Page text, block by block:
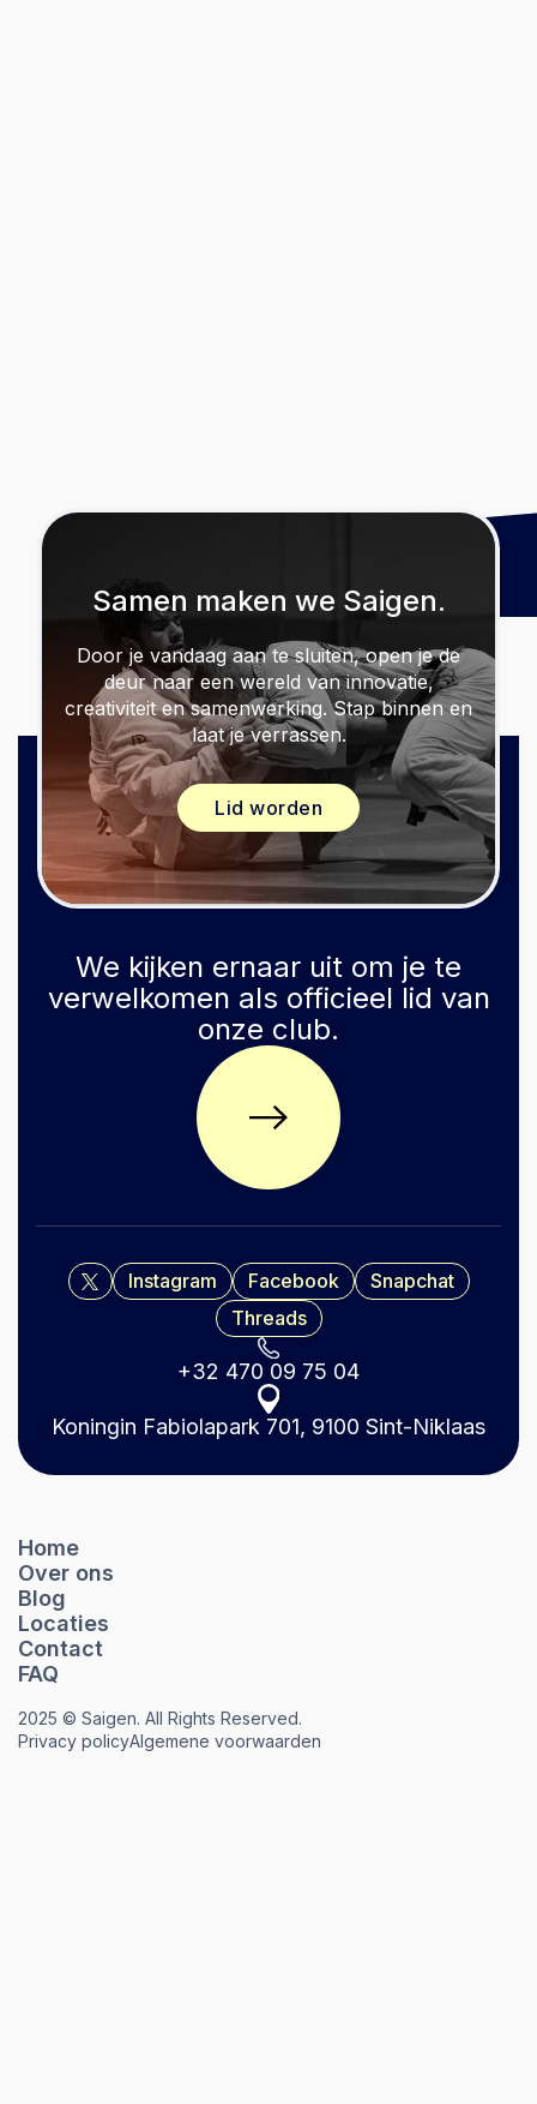
Samen maken we Saigen.
Door je vandaag aan te sluiten, open je de
deur naar een wereld van innovatie,
creativiteit en samenwerking. Stap binnen en
laat je verrassen.
Lid worden
We kijken ernaar uit om je te
verwelkomen als officieel lid van
onze club.
X Instagram Facebook
Snapchat
Threads
+32 470 09 75 04
Koningin Fabiolapark 701, 9100 Sint-Niklaas
Home
Over ons
Blog
Locaties
Contact
FAQ
2025 © Saigen. All Rights Reserved.
Privacy policyAlgemene voorwaarden